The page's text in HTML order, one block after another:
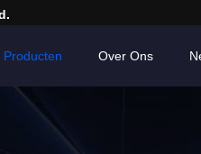
Producten Over Ons